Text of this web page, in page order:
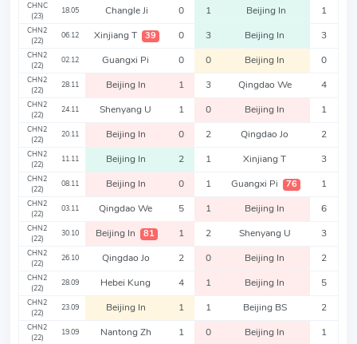
CHNC
(23)
18.05 Changle Ji 0 1 Beijing In 1
CHN2
(22)
06.12 Xinjiang T 39 0 3 Beijing In 3
CHN2
(22)
02.12 Guangxi Pi 0 0 Beijing In 0
CHN2
(22)
28.11 Beijing In 1 3 Qingdao We 4
CHN2
(22)
24.11 Shenyang U 1 0 Beijing In 1
CHN2
(22)
20.11 Beijing In 0 2 Qingdao Jo 2
CHN2
(22)
11.11 Beijing In 2 1 Xinjiang T 3
CHN2
(22)
08.11 Beijing In 0 1 Guangxi Pi 76 1
CHN2
(22)
03.11 Qingdao We 5 1 Beijing In 6
CHN2
(22)
30.10 Beijing In 81 1 2 Shenyang U 3
CHN2
(22)
26.10 Qingdao Jo 2 0 Beijing In 2
CHN2
(22)
28.09 Hebei Kung 4 1 Beijing In 5
CHN2
(22)
23.09 Beijing In 1 1 Beijing BS 2
CHN2
(22)
19.09 Nantong Zh 1 0 Beijing In 1